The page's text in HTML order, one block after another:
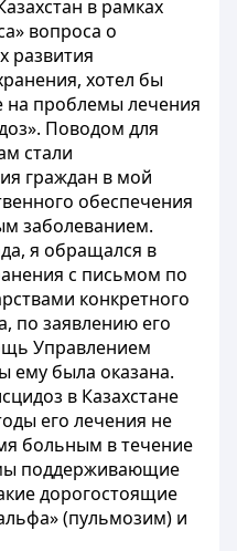
в рамках
вопроса о
развития
хотел бы
проблемы лечения
Поводом для
стали
граждан в мой
обеспечения
заболеванием.
я обращался в
с письмом по
конкретного
по заявлению его
Управлением
ему была оказана.
в Казахстане
его лечения не
больным в течение
поддерживающие
дорогостоящие
(пульмозим) и